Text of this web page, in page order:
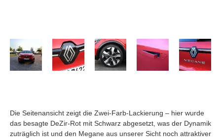
Die Seitenansicht zeigt die Zwei-Farb-Lackierung – hier wurde
das besagte DeZir-Rot mit Schwarz abgesetzt, was der Dynamik
zuträglich ist und den Megane aus unserer Sicht noch attraktiver